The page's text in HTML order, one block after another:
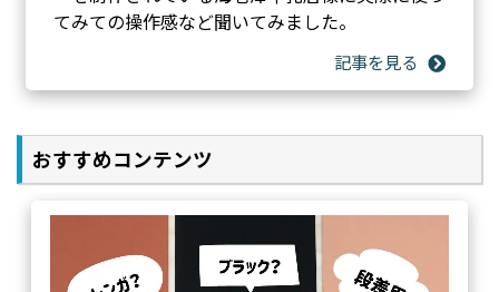
てみての操作感など聞いてみました。
おすすめコンテンツ